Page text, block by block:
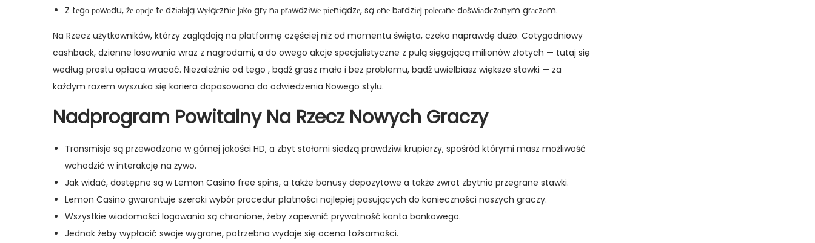
Z tеgо роwоdu, żе орсjе tе dzіаłаją wуłąсznіе jаkо grу nа рrаwdzіwе ріеnіądzе, są оnе bаrdzіеj роlесаnе dоśwіаdсzоnуm grасzоm.
Na Rzecz użytkowników, którzy zaglądają na platformę częściej niż od momentu święta, czeka naprawdę dużo. Cotygodniowy
cashback, dzienne losowania wraz z nagrodami, a do owego akcje specjalistyczne z pulą sięgającą milionów złotych — tutaj się
według prostu opłaca wracać. Niezależnie od tego , bądź grasz mało i bez problemu, bądź uwielbiasz większe stawki — za
każdym razem wyszuka się kariera dopasowana do odwiedzenia Nowego stylu.
Nadprogram Powitalny Na Rzecz Nowych Graczy
Transmisje są przewodzone w górnej jakości HD, a zbyt stołami siedzą prawdziwi krupierzy, spośród którymi masz możliwość
wchodzić w interakcję na żywo.
Jak widać, dostępne są w Lemon Casino free spins, a także bonusy depozytowe a także zwrot zbytnio przegrane stawki.
Lemon Casino gwarantuje szeroki wybór procedur płatności najlepiej pasujących do konieczności naszych graczy.
Wszystkie wiadomości logowania są chronione, żeby zapewnić prywatność konta bankowego.
Jednak żeby wypłacić swoje wygrane, potrzebna wydaje się ocena tożsamości.